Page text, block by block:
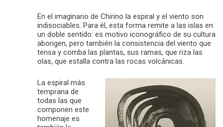
En el imaginario de Chirino la espiral y el viento son
indisociables. Para él, esta forma remite a las islas en
un doble sentido: es motivo iconográfico de su cultura
aborigen, pero también la consistencia del viento que
tensa y comba las plantas, sus ramas, que riza las
olas, que estalla contra las rocas volcánicas.
La espiral más
temprana de
todas las que
componen este
homenaje es